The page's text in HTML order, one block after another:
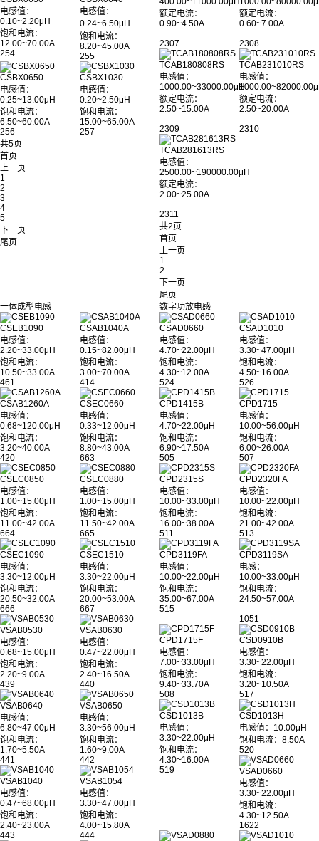
电感值：
0.10~2.20μH
饱和电流：
12.00~70.00A
254
电感值：
0.24~6.50μH
饱和电流：
8.20~45.00A
255
CSBX0650
电感值：
0.25~13.00μH
饱和电流：
6.50~60.00A
256
CSBX1030
电感值：
0.20~2.50μH
饱和电流：
15.00~65.00A
257
共5页
首页
上一页
1
2
3
4
5
下一页
尾页
额定电流：
0.90~4.50A
2307
额定电流：
0.60~7.00A
2308
TCAB180808RS
电感值：
1000.00~33000.00μH
额定电流：
2.50~15.00A
2309
TCAB231010RS
电感值：
额定电流：
2.50~20.00A
2310
TCAB281613RS
电感值：
2500.00~190000.00μH
额定电流：
2.00~25.00A
2311
共2页
首页
上一页
1
2
下一页
尾页
一体成型电感
CSEB1090
电感值：
2.20~33.00μH
饱和电流：
10.50~33.00A
461
CSAB1040A
电感值：
0.15~82.00μH
饱和电流：
3.00~70.00A
414
CSAB1260A
电感值：
0.68~120.00μH
饱和电流：
3.20~40.00A
420
CSEC0660
电感值：
0.33~12.00μH
饱和电流：
8.80~43.00A
663
CSEC0850
电感值：
1.00~15.00μH
饱和电流：
11.00~42.00A
664
CSEC0880
电感值：
1.00~15.00μH
饱和电流：
11.50~42.00A
665
CSEC1090
电感值：
3.30~12.00μH
饱和电流：
20.50~32.00A
666
CSEC1510
电感值：
3.30~22.00μH
饱和电流：
20.00~53.00A
667
VSAB0530
电感值：
0.68~15.00μH
饱和电流：
2.20~9.00A
439
VSAB0630
电感值：
0.47~22.00μH
饱和电流：
2.40~16.50A
440
VSAB0640
电感值：
6.80~47.00μH
饱和电流：
1.70~5.50A
441
VSAB0650
电感值：
3.30~56.00μH
饱和电流：
1.60~9.00A
442
VSAB1040
电感值：
0.47~68.00μH
饱和电流：
2.40~23.00A
443
VSAB1054
电感值：
3.30~47.00μH
饱和电流：
4.00~15.80A
444
数字功放电感
CSAD0660
电感值：
4.70~22.00μH
饱和电流：
4.30~12.00A
524
CSAD1010
电感值：
3.30~47.00μH
饱和电流：
4.50~16.00A
526
CPD1415B
电感值：
4.70~22.00μH
饱和电流：
6.90~17.50A
505
CPD1715
电感值：
10.00~56.00μH
饱和电流：
6.00~26.00A
507
CPD2315S
电感值：
10.00~33.00μH
饱和电流：
16.00~38.00A
511
CPD2320FA
电感值：
10.00~22.00μH
饱和电流：
21.00~42.00A
513
CPD3119FA
电感值：
10.00~22.00μH
饱和电流：
35.00~67.00A
515
CPD3119SA
电感：
10.00~33.00μH
饱和电流：
24.50~57.00A
1051
CPD1715F
电感值：
7.00~33.00μH
饱和电流：
9.40~33.70A
508
CSD0910B
电感值：
3.30~22.00μH
饱和电流：
3.20~10.50A
517
CSD1013B
电感值：
3.30~22.00μH
饱和电流：
4.30~16.00A
519
CSD1013H
电感值：10.00μH
饱和电流：8.50A
520
VSAD0660
电感值：
3.30~22.00μH
饱和电流：
4.30~12.50A
1622